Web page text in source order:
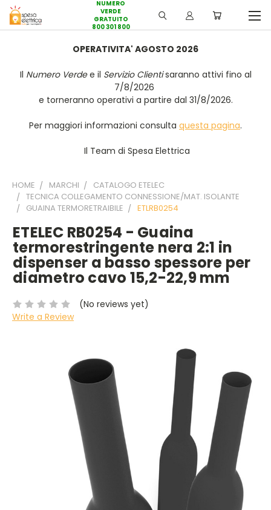
NUMERO
VERDE
GRATUITO
800 301 800
OPERATIVITA' AGOSTO 2026
Il Numero Verdee il Servizio Clientisaranno attivi fino al
7/8/2026
e torneranno operativi a partire dal 31/8/2026.
Per maggiori informazioni consulta questa pagina.
Il Team di Spesa Elettrica
HOME MARCHI
CATALOGO ETELEC
TECNICA COLLEGAMENTO CONNESSIONE/MAT. ISOLANTE
GUAINA TERMORETRAIBILE
ETLRB0254
ETELEC RB0254 - Guaina
termorestringente nera 2:1 in
dispenser a basso spessore per
diametro cavo 15,2-22,9 mm
(No reviews yet)
Write a Review